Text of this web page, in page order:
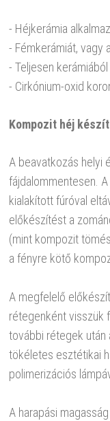
- Héjkerámia
- Fémkerámiát, vagy
- Teljesen
- Cirkónium-oxid
Kompozit héj
A beavatkozás helyi
fájdalommentesen.
kialakított fúróval
előkészítést a
(mint kompozit
a fényre kötő
A megfelelő
rétegenként visszük
további rétegek után
tökéletes esztétikai
polimerizációs
A harapási